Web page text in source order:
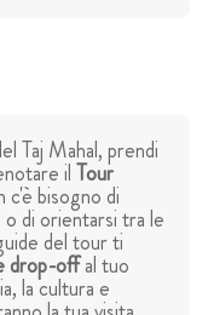
Taj Mahal, prendi
ilTour
c'è bisogno di
di orientarsi tra le
del tour ti
drop-offal tuo
la cultura e